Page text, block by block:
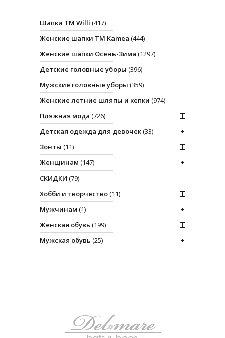
Шапки ТМ Willi (417)
Женские шапки ТМ Kamea (444)
Женские шапки Осень-Зима (1297)
Детские головные уборы (396)
Мужские головные уборы (359)
Женские летние шляпы и кепки (974)
Пляжная мода (726)
Детская одежда для девочек(33)
Зонты (11)
Женщинам (147)
СКИДКИ (79)
Хобби и творчество(11)
Мужчинам (1)
Женская обувь (199)
Мужская обувь (25)